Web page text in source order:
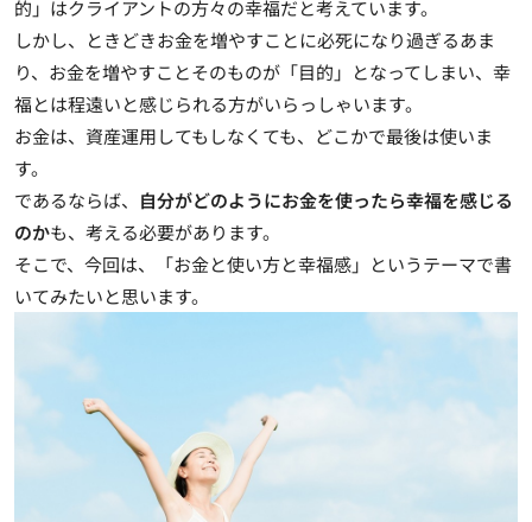
的」はクライアントの方々の幸福だと考えています。
しかし、ときどきお金を増やすことに必死になり過ぎるあま
り、お金を増やすことそのものが「目的」となってしまい、幸
福とは程遠いと感じられる方がいらっしゃいます。
お金は、資産運用してもしなくても、どこかで最後は使いま
す。
であるならば、 自分がどのようにお金を使ったら幸福を感じる
のかも、考える必要があります。
そこで、今回は、「お金と使い方と幸福感」というテーマで書
いてみたいと思います。